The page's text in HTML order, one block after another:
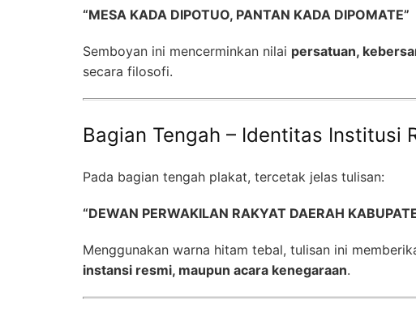
“MESA KADA DIPOTUO, PANTAN KADA DIPOMATE”
Semboyan ini mencerminkan nilai persatuan,
secara filosofi.
Bagian Tengah – Identitas Institusi
Pada bagian tengah plakat, tercetak jelas tulisan:
“DEWAN PERWAKILAN RAKYAT DAERAH
Menggunakan warna hitam tebal, tulisan ini
instansi resmi, maupun acara kenegaraan.